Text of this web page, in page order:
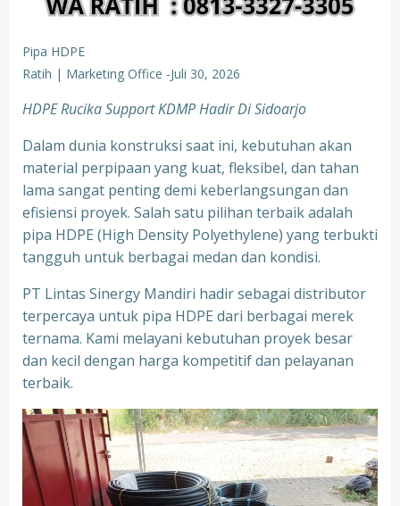
Pipa HDPE
Ratih | Marketing Office -Juli 30, 2026
HDPE Rucika Support KDMP Hadir Di Sidoarjo
Dalam dunia konstruksi saat ini, kebutuhan akan
material perpipaan yang kuat, fleksibel, dan tahan
lama sangat penting demi keberlangsungan dan
efisiensi proyek. Salah satu pilihan terbaik adalah
pipa HDPE (High Density Polyethylene) yang terbukti
tangguh untuk berbagai medan dan kondisi.
PT Lintas Sinergy Mandiri hadir sebagai distributor
terpercaya untuk pipa HDPE dari berbagai merek
ternama. Kami melayani kebutuhan proyek besar
dan kecil dengan harga kompetitif dan pelayanan
terbaik.